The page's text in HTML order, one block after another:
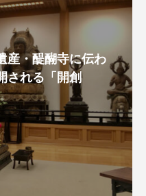
産・醍醐寺に伝わ
される「開創